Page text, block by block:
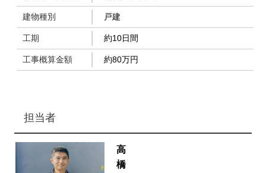
建物種別 戸建
工期 約10日間
工事概算金額 約80万円
担当者
高
橋